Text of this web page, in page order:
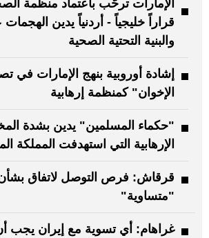
الإمارات ترحّب باعتماد منظمة
قراراً خليجياً - أردنياً يدين
والبنية التحتية الصحية
إشادة أوروبية بنهج الإمارات في
الإخوان" كمنظمة إرهابية
"حكماء المسلمين" يدين بشدة
الإرهابية التي استهدفت المملكة
قرقاش: فرص التوصل لاتفاق
"متساوية"
غراهام: أي تسوية مع إيران يجب